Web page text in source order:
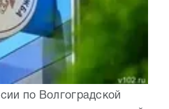
по Волгоградской